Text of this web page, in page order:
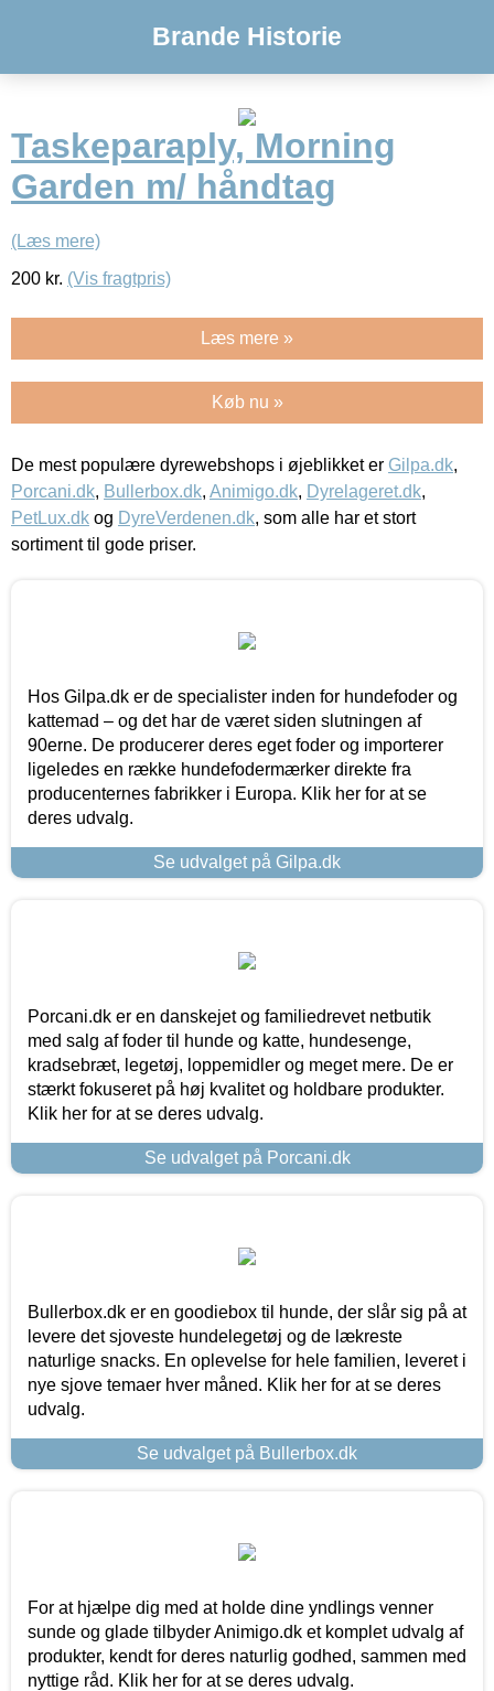
Brande Historie
Taskeparaply, Morning
Garden m/ håndtag
(Læs mere)
200 kr. (Vis fragtpris)
Læs mere »
Køb nu »
De mest populære dyrewebshops i øjeblikket er Gilpa.dk,
Porcani.dk, Bullerbox.dk, Animigo.dk, Dyrelageret.dk,
PetLux.dk og DyreVerdenen.dk, som alle har et stort
sortiment til gode priser.
Hos Gilpa.dk er de specialister inden for hundefoder og
kattemad – og det har de været siden slutningen af
90erne. De producerer deres eget foder og importerer
ligeledes en række hundefodermærker direkte fra
producenternes fabrikker i Europa. Klik her for at se
deres udvalg.
Se udvalget på Gilpa.dk
Porcani.dk er en danskejet og familiedrevet netbutik
med salg af foder til hunde og katte, hundesenge,
kradsebræt, legetøj, loppemidler og meget mere. De er
stærkt fokuseret på høj kvalitet og holdbare produkter.
Klik her for at se deres udvalg.
Se udvalget på Porcani.dk
Bullerbox.dk er en goodiebox til hunde, der slår sig på at
levere det sjoveste hundelegetøj og de lækreste
naturlige snacks. En oplevelse for hele familien, leveret i
nye sjove temaer hver måned. Klik her for at se deres
udvalg.
Se udvalget på Bullerbox.dk
For at hjælpe dig med at holde dine yndlings venner
sunde og glade tilbyder Animigo.dk et komplet udvalg af
produkter, kendt for deres naturlig godhed, sammen med
nyttige råd. Klik her for at se deres udvalg.